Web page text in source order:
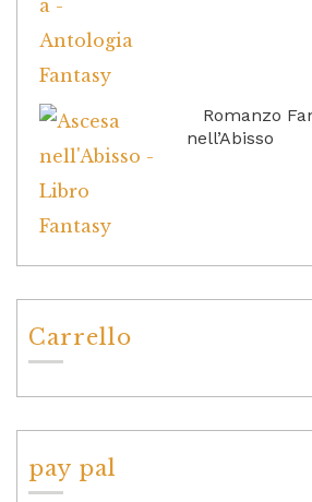
Romanzo
nell’Abisso
Carrello
pay pal